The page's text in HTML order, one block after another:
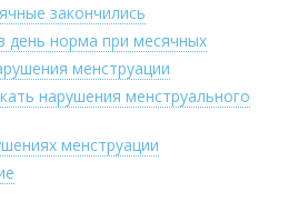
закончились
день норма при месячных
менструации
нарушения менструального
менструации